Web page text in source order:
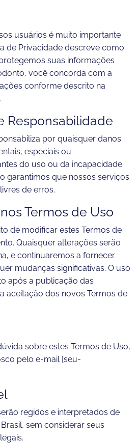
usuários é muito importante
de Privacidade descreve como
suas informações
você concorda com a
conforme descrito na
Responsabilidade
por quaisquer danos
especiais ou
do uso ou da incapacidade
garantimos que nossos serviços
de erros.
Termos de Uso
de modificar estes Termos de
Quaisquer alterações serão
e continuaremos a fornecer
mudanças significativas. O uso
após a publicação das
aceitação dos novos Termos de
sobre estes Termos de Uso,
pelo e-mail [seu-
regidos e interpretados de
sem considerar seus